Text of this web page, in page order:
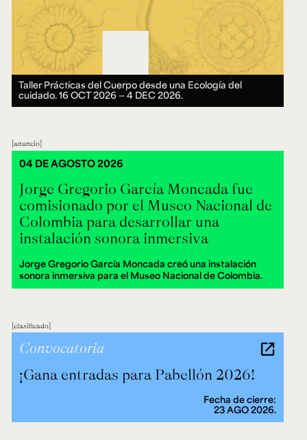
Taller Prácticas del Cuerpo desde una Ecología del
cuidado.16 OCT 2026 ― 4 DEC 2026.
anuncio
Jorge Gregorio García Moncada fue
comisionado por el Museo Nacional de
Colombia para desarrollar una
instalación sonora inmersiva
Jorge Gregorio García Moncada creó una instalación
sonora inmersiva para el Museo Nacional de Colombia.
04 DE AGOSTO 2026
clasificado
¡Gana entradas para Pabellón 2026!
Convocatoria
Fecha de cierre:
23 AGO 2026.